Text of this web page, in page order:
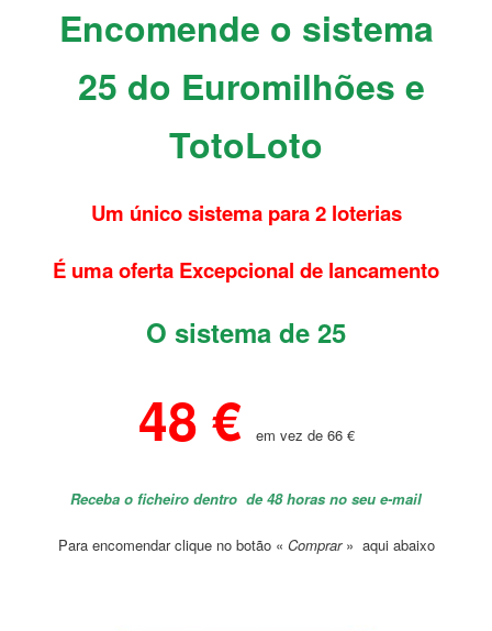
Encomende o sistema
25 do Euromilhões e
TotoLoto
Um único sistema para 2 loterias
É uma oferta Excepcional de lancamento
O sistema de 25
48 € em vez de 66 €
Receba o ficheiro dentro de 48 horas no seu e-mail
Para encomendar clique no botão « Comprar» aqui abaixo